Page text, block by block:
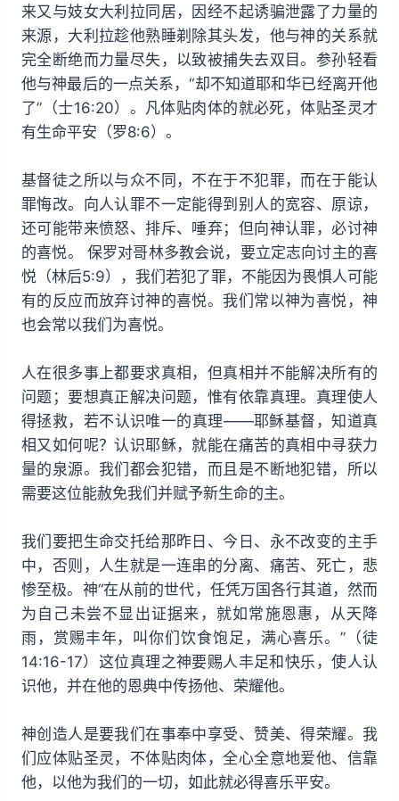
来又与妓女大利拉同居，因经不起诱骗泄露了力量的
来源，大利拉趁他熟睡剃除其头发，他与神的关系就
完全断绝而力量尽失，以致被捕失去双目。参孙轻看
他与神最后的一点关系，“却不知道耶和华已经离开他
了”（士16:20）。凡体贴肉体的就必死，体贴圣灵才
有生命平安（罗8:6）。
基督徒之所以与众不同，不在于不犯罪，而在于能认
罪悔改。向人认罪不一定能得到别人的宽容、原谅，
还可能带来愤怒、排斥、唾弃；但向神认罪，必讨神
的喜悦。 保罗对哥林多教会说，要立定志向讨主的喜
悦（林后5:9），我们若犯了罪，不能因为畏惧人可能
有的反应而放弃讨神的喜悦。我们常以神为喜悦，神
也会常以我们为喜悦。
人在很多事上都要求真相，但真相并不能解决所有的
问题；要想真正解决问题，惟有依靠真理。真理使人
得拯救，若不认识唯一的真理——耶稣基督，知道真
相又如何呢？认识耶稣，就能在痛苦的真相中寻获力
量的泉源。我们都会犯错，而且是不断地犯错，所以
需要这位能赦免我们并赋予新生命的主。
我们要把生命交托给那昨日、今日、永不改变的主手
中，否则，人生就是一连串的分离、痛苦、死亡，悲
惨至极。神“在从前的世代，任凭万国各行其道，然而
为自己未尝不显出证据来，就如常施恩惠，从天降
雨，赏赐丰年，叫你们饮食饱足，满心喜乐。”（徒
14:16-17）这位真理之神要赐人丰足和快乐，使人认
识他，并在他的恩典中传扬他、荣耀他。
神创造人是要我们在事奉中享受、赞美、得荣耀。我
们应体贴圣灵，不体贴肉体，全心全意地爱他、信靠
他，以他为我们的一切，如此就必得喜乐平安。